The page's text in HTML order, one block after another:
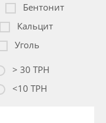
Бентонит
Кальцит
Уголь
> 30 TPH
<10 TPH